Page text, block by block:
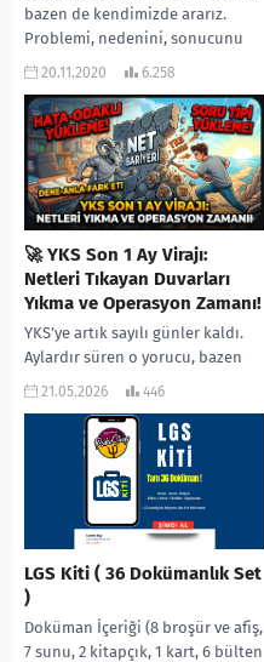
bazen de kendimizde ararız.
Problemi, nedenini, sonucunu
kendine bağlayan insanlardan
20.11.2020 6.258
🚀 YKS Son 1 Ay Virajı:
Netleri Tıkayan Duvarları
Yıkma ve Operasyon Zamanı!
YKS’ye artık sayılı günler kaldı.
Aylardır süren o yorucu, bazen
bıktırıcı maratonun tam olarak
geldik” dediğimiz evresindeyiz....
21.05.2026 446
LGS Kiti ( 36 Dokümanlık Set
)
Doküman İçeriği (8 broşür ve afiş,
7 sunu, 2 kitapçık, 1 kart, 6 bülten